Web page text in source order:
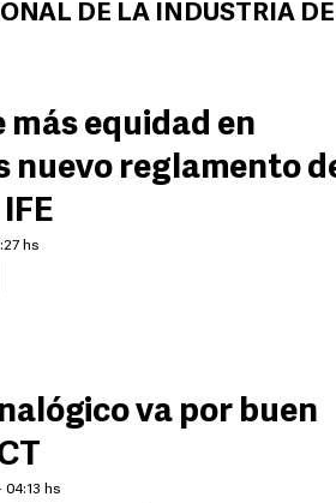
DE LA INDUSTRIA DE
más equidad en
nuevo reglamento
hs
va por buen
04:13 hs